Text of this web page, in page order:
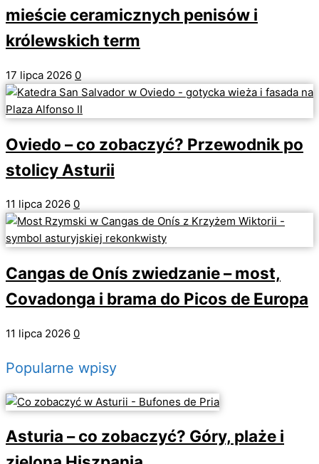
mieście ceramicznych penisów i
królewskich term
17 lipca 2026 0
Oviedo – co zobaczyć? Przewodnik po
stolicy Asturii
11 lipca 2026 0
Cangas de Onís zwiedzanie – most,
Covadonga i brama do Picos de Europa
11 lipca 2026 0
Popularne wpisy
Asturia – co zobaczyć? Góry, plaże i